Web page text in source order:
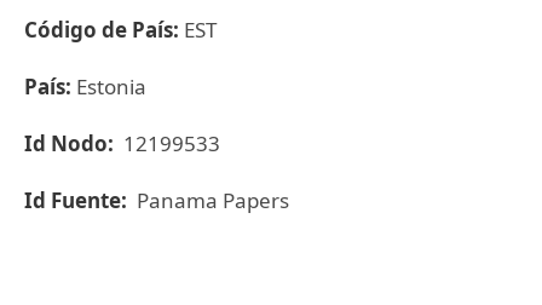
Código de País: EST
País: Estonia
Id Nodo: 12199533
Id Fuente: Panama Papers